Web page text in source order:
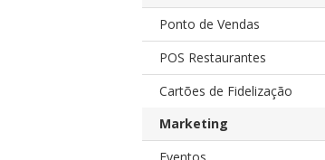
Ponto de Vendas
POS Restaurantes
Cartões de Fidelização
Marketing